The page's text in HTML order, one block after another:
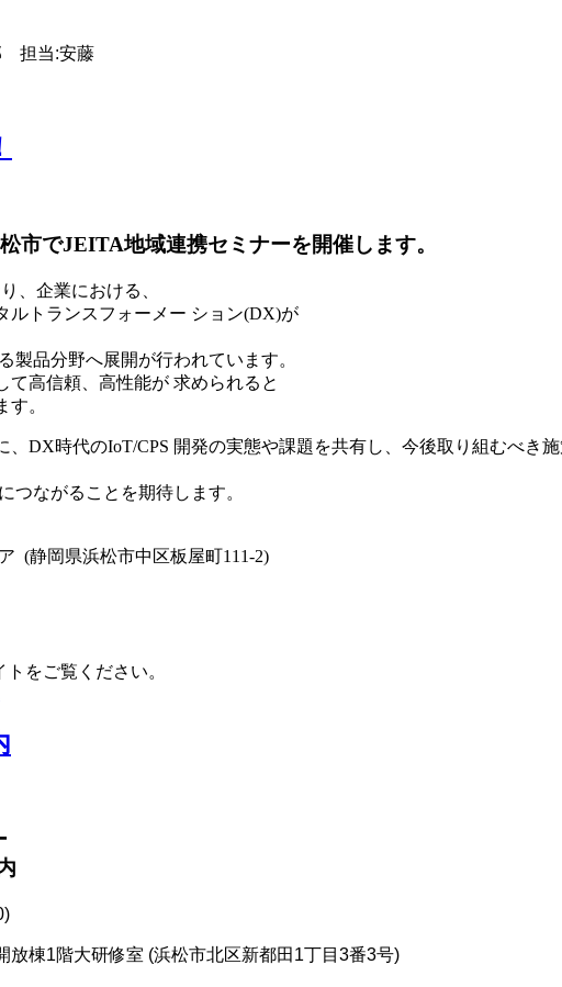
担当:安藤
市でJEITA地域連携セミナーを開催します。
、企業における、
ルトランスフォーメー ション(DX)が
製品分野へ展開が行われています。
て高信頼、高性能が 求められると
。
DX時代のIoT/CPS 開発の実態や課題を共有し、今後取り組むべき
つながることを期待します。
(静岡県浜松市中区板屋町111-2)
をご覧ください。
棟1階大研修室 (浜松市北区新都田1丁目3番3号)